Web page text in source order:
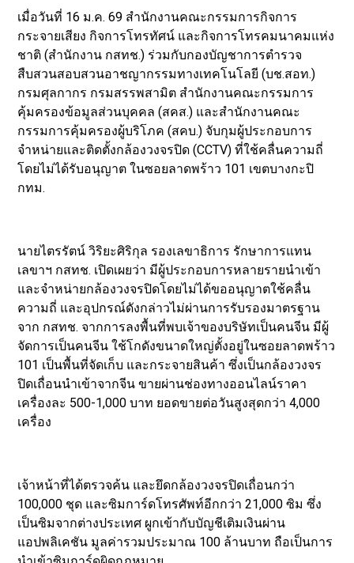
เมื่อวันที่ 16 ม.ค. 69 สำนักงานคณะกรรมการกิจการ
กระจายเสียง กิจการโทรทัศน์ และกิจการโทรคมนาคมแห่ง
ชาติ (สำนักงาน กสทช.) ร่วมกับกองบัญชาการตำรวจ
สืบสวนสอบสวนอาชญากรรมทางเทคโนโลยี (บช.สอท.)
กรมศุลกากร กรมสรรพสามิต สำนักงานคณะกรรมการ
คุ้มครองข้อมูลส่วนบุคคล (สคส.) และสำนักงานคณะ
กรรมการคุ้มครองผู้บริโภค (สคบ.) จับกุมผู้ประกอบการ
จำหน่ายและติดตั้งกล้องวงจรปิด (CCTV) ที่ใช้คลื่นความถี่
โดยไม่ได้รับอนุญาต ในซอยลาดพร้าว 101 เขตบางกะปิ
กทม.
นายไตรรัตน์ วิริยะศิริกุล รองเลขาธิการ รักษาการแทน
เลขาฯ กสทช. เปิดเผยว่า มีผู้ประกอบการหลายรายนำเข้า
และจำหน่ายกล้องวงจรปิดโดยไม่ได้ขออนุญาตใช้คลื่น
ความถี่ และอุปกรณ์ดังกล่าวไม่ผ่านการรับรองมาตรฐาน
จาก กสทช. จากการลงพื้นที่พบเจ้าของบริษัทเป็นคนจีน มีผู้
จัดการเป็นคนจีน ใช้โกดังขนาดใหญ่ตั้งอยู่ในซอยลาดพร้าว
101 เป็นพื้นที่จัดเก็บ และกระจายสินค้า ซึ่งเป็นกล้องวงจร
ปิดเถื่อนนำเข้าจากจีน ขายผ่านช่องทางออนไลน์ราคา
เครื่องละ 500-1,000 บาท ยอดขายต่อวันสูงสุดกว่า 4,000
เครื่อง
เจ้าหน้าที่ได้ตรวจค้น และยึดกล้องวงจรปิดเถื่อนกว่า
100,000 ชุด และซิมการ์ดโทรศัพท์อีกกว่า 21,000 ซิม ซึ่ง
เป็นซิมจากต่างประเทศ ผูกเข้ากับบัญชีเติมเงินผ่าน
แอปพลิเคชัน มูลค่ารวมประมาณ 100 ล้านบาท ถือเป็นการ